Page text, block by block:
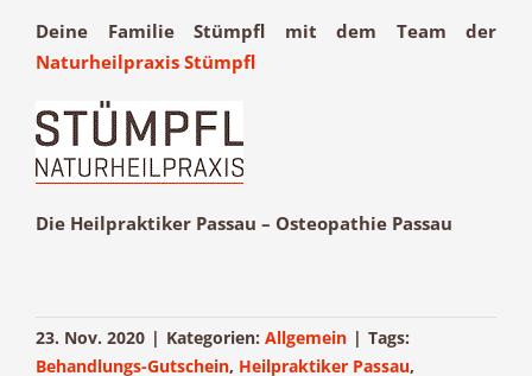
Deine Familie Stümpfl mit dem Team der
Naturheilpraxis Stümpfl
Die Heilpraktiker Passau – Osteopathie Passau
23. Nov. 2020 | Kategorien: Allgemein | Tags:
Behandlungs-Gutschein, Heilpraktiker Passau,